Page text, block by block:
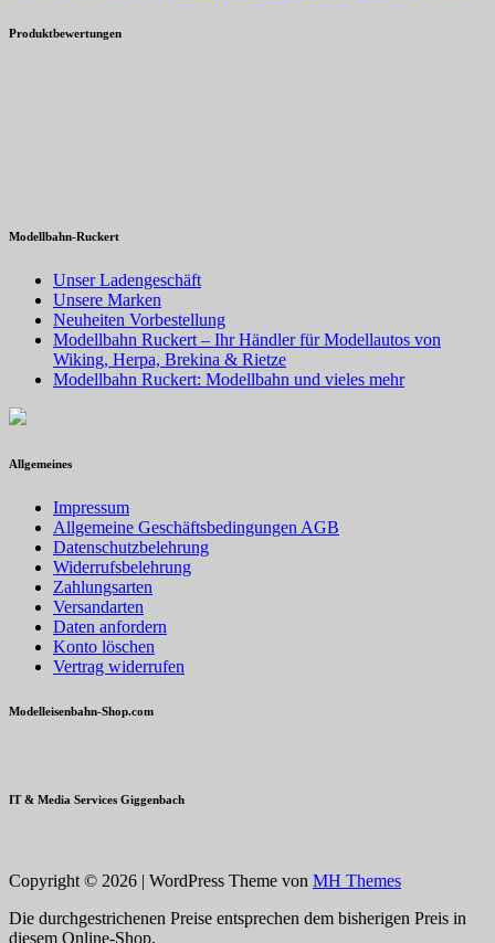
Produktbewertungen
Modellbahn-Ruckert
Unser Ladengeschäft
Unsere Marken
Neuheiten Vorbestellung
Modellbahn Ruckert – Ihr Händler für Modellautos von
Wiking, Herpa, Brekina & Rietze
Modellbahn Ruckert: Modellbahn und vieles mehr
Allgemeines
Impressum
Allgemeine Geschäftsbedingungen AGB
Datenschutzbelehrung
Widerrufsbelehrung
Zahlungsarten
Versandarten
Daten anfordern
Konto löschen
Vertrag widerrufen
Modelleisenbahn-Shop.com
IT & Media Services Giggenbach
Copyright © 2026 | WordPress Theme von MH Themes
Die durchgestrichenen Preise entsprechen dem bisherigen Preis in
diesem Online-Shop.